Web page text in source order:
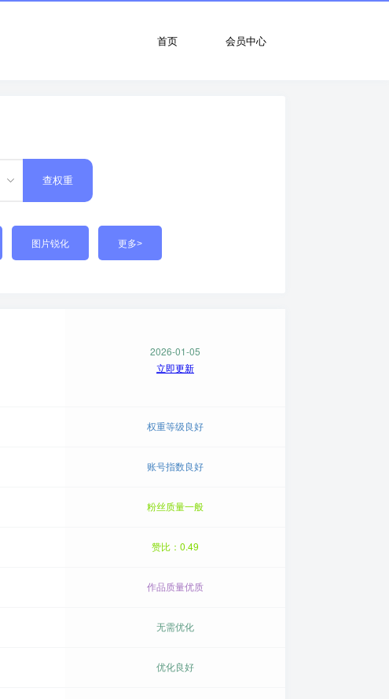
会员中心
首页
查权重
图片锐化 更多>
2026-01-05
立即更新
权重等级良好
账号指数良好
粉丝质量一般
赞比：0.49
作品质量优质
无需优化
优化良好